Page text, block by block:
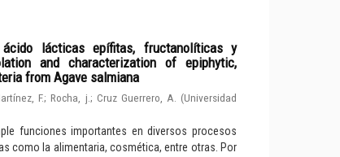
lácticas epífitas, fructanolíticas y
and characterization of epiphytic,
from Agave salmiana
F.;Rocha, j. ; Cruz Guerrero, A. (Universidad
funciones importantes en diversos procesos
como la alimentaria, cosmética, entre otras. Por